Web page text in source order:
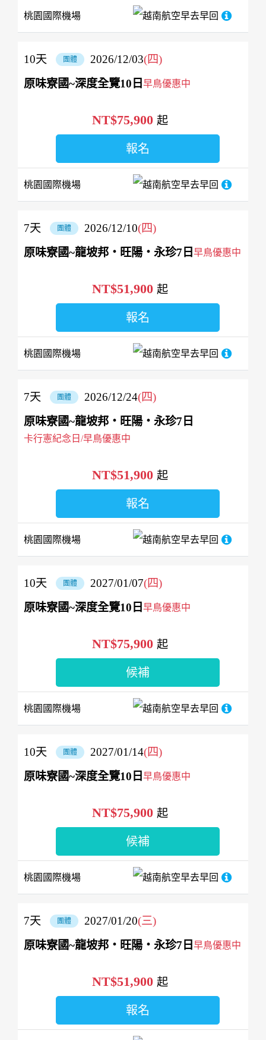
桃園國際機場 越南航空早去早回
團體 2026/12/03(四)
10天
原味寮國~深度全覽10日 早鳥優惠中
桃園國際機場 越南航空早去早回
NT$75,900 起
報名
團體 2026/12/10(四)
7天
原味寮國~龍坡邦‧旺陽‧永珍7日 早鳥優惠中
桃園國際機場 越南航空早去早回
NT$51,900 起
報名
團體 2026/12/24(四)
7天
原味寮國~龍坡邦‧旺陽‧永珍7日
卡行憲紀念日/早鳥優惠中
桃園國際機場 越南航空早去早回
NT$51,900 起
報名
團體 2027/01/07(四)
10天
原味寮國~深度全覽10日 早鳥優惠中
桃園國際機場 越南航空早去早回
NT$75,900 起
候補
團體 2027/01/14(四)
10天
原味寮國~深度全覽10日 早鳥優惠中
桃園國際機場 越南航空早去早回
NT$75,900 起
候補
團體 2027/01/20(三)
7天
原味寮國~龍坡邦‧旺陽‧永珍7日 早鳥優惠中
NT$51,900 起
報名